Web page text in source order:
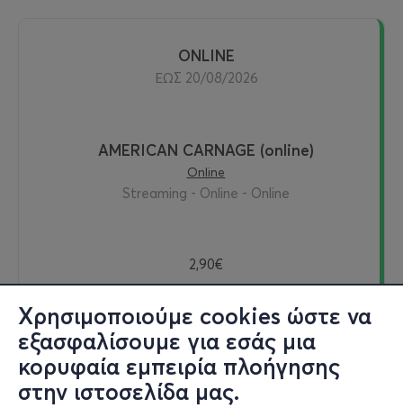
Χρησιμοποιούμε cookies ώστε να
εξασφαλίσουμε για εσάς μια
κορυφαία εμπειρία πλοήγησης
στην ιστοσελίδα μας.
ONLINE
ΕΩΣ 20/08/2026
AMERICAN CARNAGE (online)
Online
Streaming - Online - Online
2,90€
Εισιτήρια